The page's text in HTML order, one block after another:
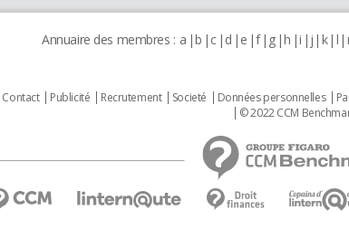
Annuaire des membres : a b c d e f g h i j k l
Contact Publicité Recrutement Societé Données personnelles
© 2022 CCM